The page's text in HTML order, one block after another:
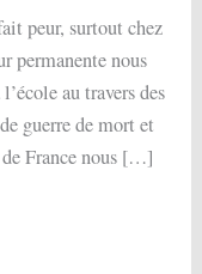
peur, surtout chez
permanente nous
au travers des
guerre de mort et
France nous […]